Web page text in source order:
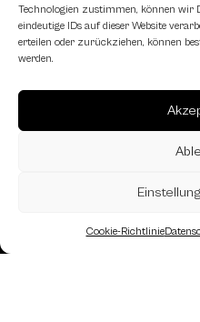
Technologien zustimmen, können wir
eindeutige IDs auf dieser Website
erteilen oder zurückziehen, können
werden.
Cookie-Richtlinie